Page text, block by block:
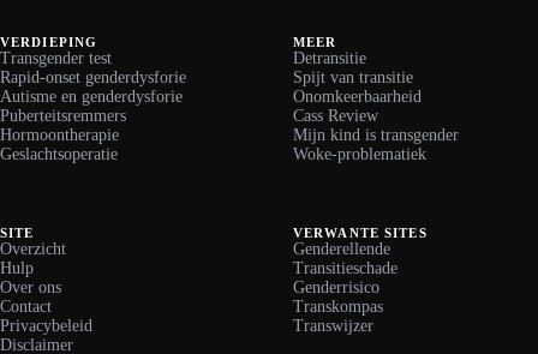
VERDIEPING
Transgender test
Rapid-onset genderdysforie
Autisme en genderdysforie
Puberteitsremmers
Hormoontherapie
Geslachtsoperatie
MEER
Detransitie
Spijt van transitie
Onomkeerbaarheid
Cass Review
Mijn kind is transgender
Woke-problematiek
SITE
Overzicht
Hulp
Over ons
Contact
Privacybeleid
Disclaimer
VERWANTE SITES
Genderellende
Transitieschade
Genderrisico
Transkompas
Transwijzer